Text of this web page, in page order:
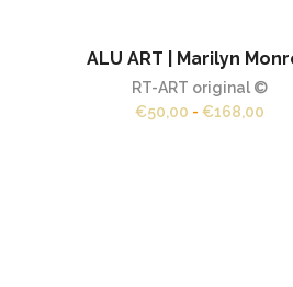
ALU ART | Marilyn
RT-ART original ©
€50,00 - €168,00